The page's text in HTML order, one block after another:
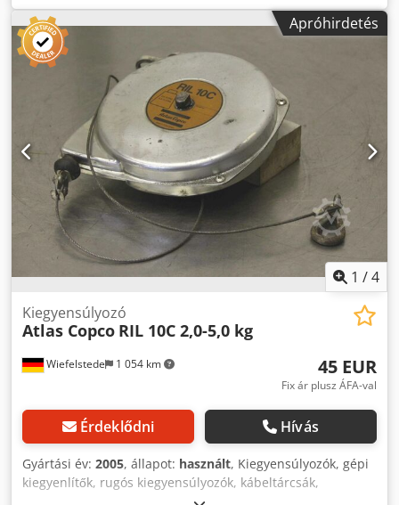
Apróhirdetés
1 /4
Wiefelstede 1 054 km
Kiegyensúlyozó
Atlas Copco RIL 10C 2,0-5,0 kg
45 EUR
Fix ár plusz ÁFA-val
Érdeklődni Hívás
Gyártási év: 2005, állapot: használt, Kiegyensúlyozók, gépi
kiegyenlítők, rugós kiegyensúlyozók, kábeltárcsák,
ellensúlyok kiegyensúlyozói - Gyártó: Atlas Copco, RIL 10C